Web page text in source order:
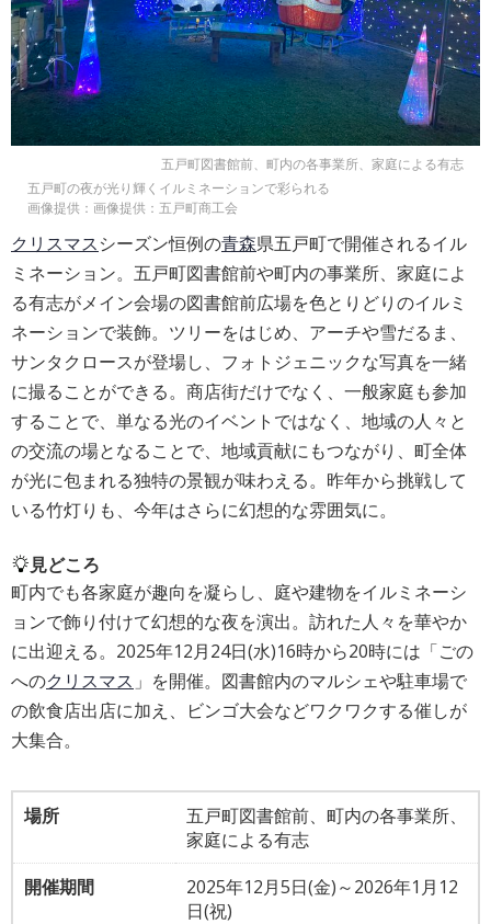
五戸町図書館前、町内の各事業所、家庭による有志
五戸町の夜が光り輝くイルミネーションで彩られる
画像提供：画像提供：五戸町商工会
クリスマスシーズン恒例の青森県五戸町で開催されるイル
ミネーション。五戸町図書館前や町内の事業所、家庭によ
る有志がメイン会場の図書館前広場を色とりどりのイルミ
ネーションで装飾。ツリーをはじめ、アーチや雪だるま、
サンタクロースが登場し、フォトジェニックな写真を一緒
に撮ることができる。商店街だけでなく、一般家庭も参加
することで、単なる光のイベントではなく、地域の人々と
の交流の場となることで、地域貢献にもつながり、町全体
が光に包まれる独特の景観が味わえる。昨年から挑戦して
いる竹灯りも、今年はさらに幻想的な雰囲気に。
見どころ
町内でも各家庭が趣向を凝らし、庭や建物をイルミネーシ
ョンで飾り付けて幻想的な夜を演出。訪れた人々を華やか
に出迎える。2025年12月24日(水)16時から20時には「ごの
へのクリスマス 」を開催。図書館内のマルシェや駐車場で
の飲食店出店に加え、ビンゴ大会などワクワクする催しが
大集合。
場所
五戸町図書館前、町内の各事業所、
家庭による有志
開催期間
2025年12月5日(金)～2026年1月12
日(祝)